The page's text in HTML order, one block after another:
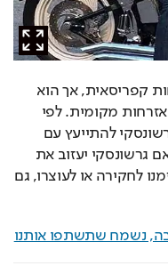
לפי רשת CyBC, לגרשונסקי אין אזרחות קפריסאית, אך הוא
נשוי לאישה ממוצא רוסי שמחזיקה באזרחות מקומית. לפי
הדיווח ברשת, לאחר התשאול ניגש גרשונסקי להתייעץ עם
הקונסוליה הרוסית בלימסול. יצוין כי אם גרשונסקי יעזוב את
האי לרוסיה, יהיה קשה הרבה יותר לזמנו לחקירה או לעוצרו, גם
נשמח שתשתפו אותנו